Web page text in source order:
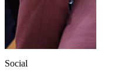
Social